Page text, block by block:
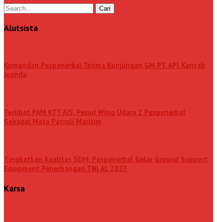
Alutsista
Komandan Puspenerbal Terima Kunjungan GM PT. APl Kancab
Juanda
Terlibat PAM KTT AIS, Pesud Wing Udara 2 Puspenerbal
Sebagai Mata Patroli Maritim
Tingkatkan Kualitas SDM, Puspenerbal Gelar Ground Support
Equipment Penerbangan TNl AL 2023
Karsa